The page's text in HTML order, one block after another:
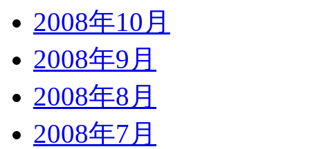
2008年10月
2008年9月
2008年8月
2008年7月